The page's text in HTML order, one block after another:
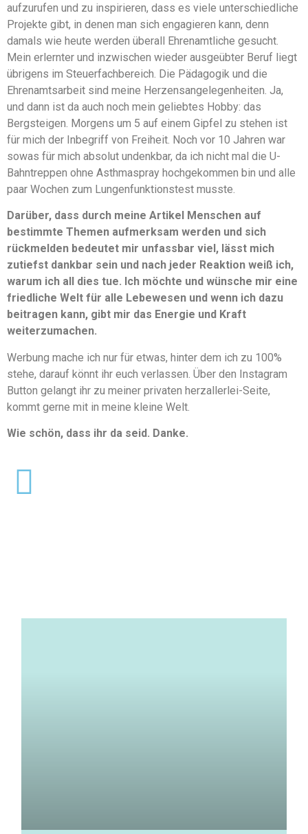
aufzurufen und zu inspirieren, dass es viele unterschiedliche
Projekte gibt, in denen man sich engagieren kann, denn
damals wie heute werden überall Ehrenamtliche gesucht.
Mein erlernter und inzwischen wieder ausgeübter Beruf liegt
übrigens im Steuerfachbereich. Die Pädagogik und die
Ehrenamtsarbeit sind meine Herzensangelegenheiten. Ja,
und dann ist da auch noch mein geliebtes Hobby: das
Bergsteigen. Morgens um 5 auf einem Gipfel zu stehen ist
für mich der Inbegriff von Freiheit. Noch vor 10 Jahren war
sowas für mich absolut undenkbar, da ich nicht mal die U-
Bahntreppen ohne Asthmaspray hochgekommen bin und alle
paar Wochen zum Lungenfunktionstest musste.
Darüber, dass durch meine Artikel Menschen auf
bestimmte Themen aufmerksam werden und sich
rückmelden bedeutet mir unfassbar viel, lässt mich
zutiefst dankbar sein und nach jeder Reaktion weiß ich,
warum ich all dies tue. Ich möchte und wünsche mir eine
friedliche Welt für alle Lebewesen und wenn ich dazu
beitragen kann, gibt mir das Energie und Kraft
weiterzumachen.
Werbung mache ich nur für etwas, hinter dem ich zu 100%
stehe, darauf könnt ihr euch verlassen. Über den Instagram
Button gelangt ihr zu meiner privaten herzallerlei-Seite,
kommt gerne mit in meine kleine Welt.
Wie schön, dass ihr da seid. Danke.